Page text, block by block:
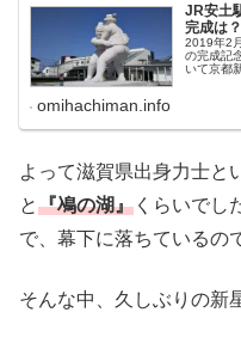
JR安土
完成は
2019年2
の完成記
いて京都
omihachiman.info
よって滋賀県出身力士と
と『鳰の湖』 くらいでし
で、幕下に落ちているの
そんな中、久しぶりの新